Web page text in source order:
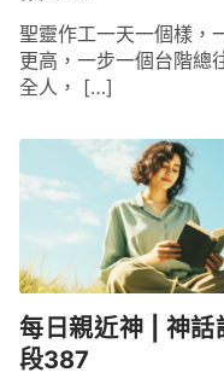
聖靈作工一天一個樣，
更高，一步一個台階總
全人， […]
每日親近神 | 神
段387